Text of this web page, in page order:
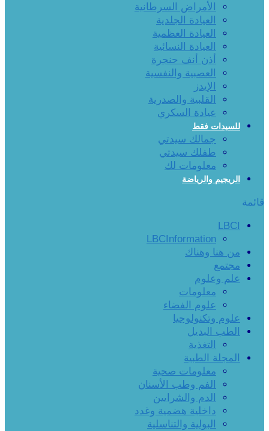
الأمراض السرطانية
العيادة الجلدية
العيادة العظمية
العيادة النسائية
أذن أنف حنجرة
العصبية والنفسية
الإيدز
القلبية والصدرية
عيادة السكري
للسيدات فقط
جمالك سيدتي
طفلك سيدتي
معلومات لك
الريجيم والرياضة
قائمة
LBCI
LBCInformation
من هنا وهناك
مجتمع
علم وعلوم
معلومات
علوم الفضاء
علوم وتكنولوجيا
الطب البديل
التغذية
المجلة الطبية
معلومات صحية
الفم وطب الأسنان
الدم والشرايين
داخلية هضمية وغدد
البولية والتناسلية